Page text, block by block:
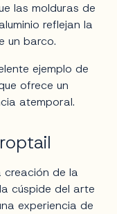
las molduras de
reflejan la
un barco.
ejemplo de
ofrece un
atemporal.
creación de la
cúspide del arte
experiencia de